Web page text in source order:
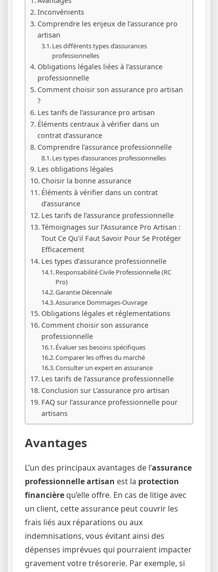
Inconvénients
Comprendre les enjeux de l’assurance pro
artisan
Les différents types d’assurances
professionnelles
Obligations légales liées à l’assurance
professionnelle
Comment choisir son assurance pro artisan
?
Les tarifs de l’assurance pro artisan
Éléments centraux à vérifier dans un
contrat d’assurance
Comprendre l’assurance professionnelle
Les types d’assurances professionnelles
Les obligations légales
Choisir la bonne assurance
Éléments à vérifier dans un contrat
d’assurance
Les tarifs de l’assurance professionnelle
Témoignages sur l’Assurance Pro Artisan :
Tout Ce Qu’il Faut Savoir Pour Se Protéger
Efficacement
Les types d’assurance professionnelle
Responsabilité Civile Professionnelle (RC
Pro)
Garantie Décennale
Assurance Dommages-Ouvrage
Obligations légales et réglementations
Comment choisir son assurance
professionnelle
Évaluer ses besoins spécifiques
Comparer les offres du marché
Consulter un expert en assurance
Les tarifs de l’assurance professionnelle
Conclusion sur L’assurance pro artisan
FAQ sur l’assurance professionnelle pour
artisans
Avantages
L’un des principaux avantages de l’assurance
professionnelle artisan est la protection
financière qu’elle offre. En cas de litige avec
un client, cette assurance peut couvrir les
frais liés aux réparations ou aux
indemnisations, vous évitant ainsi des
dépenses imprévues qui pourraient impacter
gravement votre trésorerie. Par exemple, si